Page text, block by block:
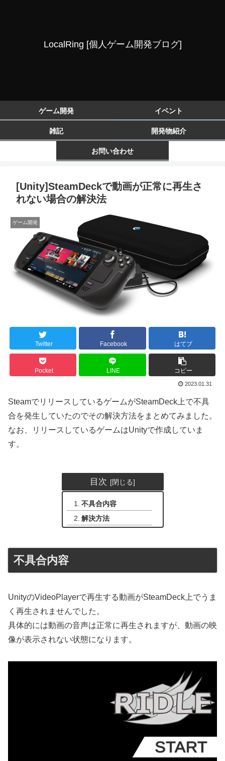
LocalRing [個人ゲーム開発ブログ]
ゲーム開発 イベント
雑記 開発物紹介
お問い合わせ
[Unity]SteamDeckで動画が正常に再生さ
れない場合の解決法
ゲーム開発
Twitter Facebook はてブ
Pocket LINE コピー
2023.01.31
SteamでリリースしているゲームがSteamDeck上で不具
合を発生していたのでその解決方法をまとめてみました。
なお、リリースしているゲームはUnityで作成していま
す。
目次
不具合内容
解決方法
不具合内容
UnityのVideoPlayerで再生する動画がSteamDeck上でうま
く再生されませんでした。
具体的には動画の音声は正常に再生されますが、動画の映
像が表示されない状態になります。